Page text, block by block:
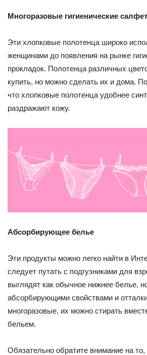
Многоразовые гигиенические
Эти хлопковые полотенца широко
женщинами до появления на рынке
прокладок. Полотенца различных
купить, но можно сделать их и дома.
что хлопковые полотенца удобнее
раздражают кожу.
Абсорбирующее белье
Эти продукты можно легко найти в
следует путать с подгузниками для
выглядят как обычное нижнее белье,
абсорбирующими свойствами и
многоразовые, их можно стирать
бельем.
Обязательно обратите внимание на то,